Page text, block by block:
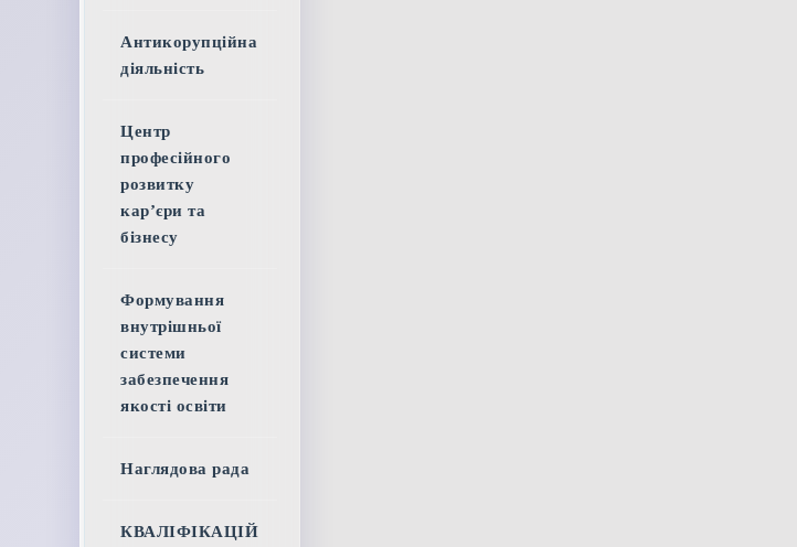
Антикорупційна
діяльність
Центр
професійного
розвитку
кар’єри та
бізнесу
Формування
внутрішньої
системи
забезпечення
якості освіти
Наглядова рада
КВАЛІФІКАЦІЙ